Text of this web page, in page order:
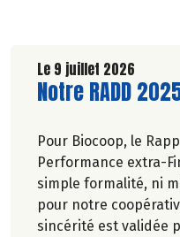
Le 9 juillet 2026
Lire la suite de
Notre RADD
Pour Biocoop, le
Performance extra-
simple formalité, ni
pour notre
sincérité est validée